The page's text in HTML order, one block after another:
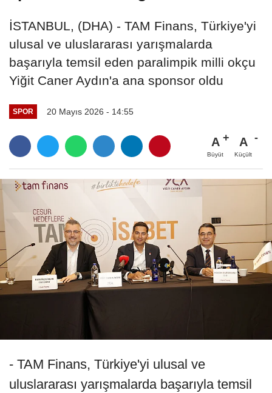
İSTANBUL, (DHA) - TAM Finans, Türkiye'yi
ulusal ve uluslararası yarışmalarda
başarıyla temsil eden paralimpik milli okçu
Yiğit Caner Aydın'a ana sponsor oldu
SPOR 20 Mayıs 2026 - 14:55
A
Büyüt
A
Küçült
- TAM Finans, Türkiye'yi ulusal ve
uluslararası yarışmalarda başarıyla temsil